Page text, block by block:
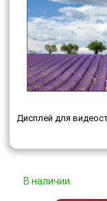
Дисплей для
В наличии